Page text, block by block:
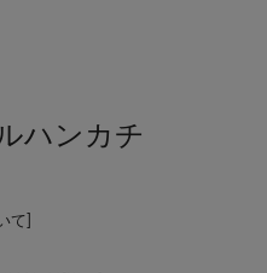
ハンカチ
て